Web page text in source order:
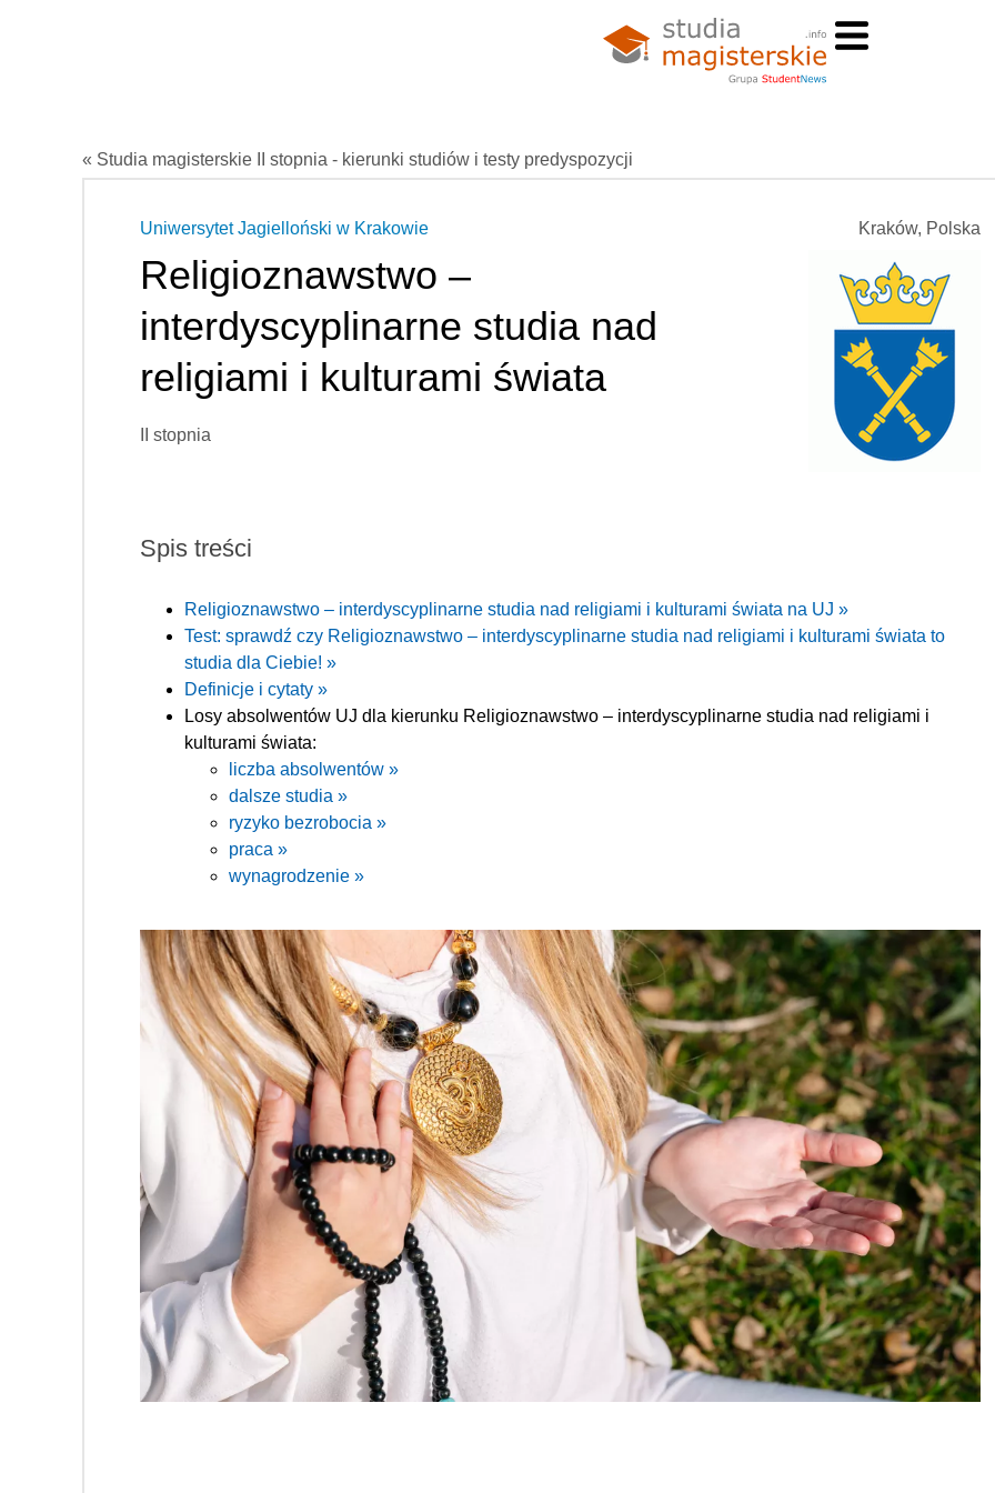
« Studia magisterskie II stopnia - kierunki studiów i testy predyspozycji
Kraków, Polska
Uniwersytet Jagielloński w Krakowie
Religioznawstwo –
interdyscyplinarne studia nad
religiami i kulturami świata
II stopnia
Spis treści
Religioznawstwo – interdyscyplinarne studia nad religiami i kulturami świata na UJ »
Test: sprawdź czy Religioznawstwo – interdyscyplinarne studia nad religiami i kulturami świata to
studia dla Ciebie! »
Definicje i cytaty »
Losy absolwentów UJ dla kierunku Religioznawstwo – interdyscyplinarne studia nad religiami i
kulturami świata:
liczba absolwentów »
dalsze studia »
ryzyko bezrobocia »
praca »
wynagrodzenie »